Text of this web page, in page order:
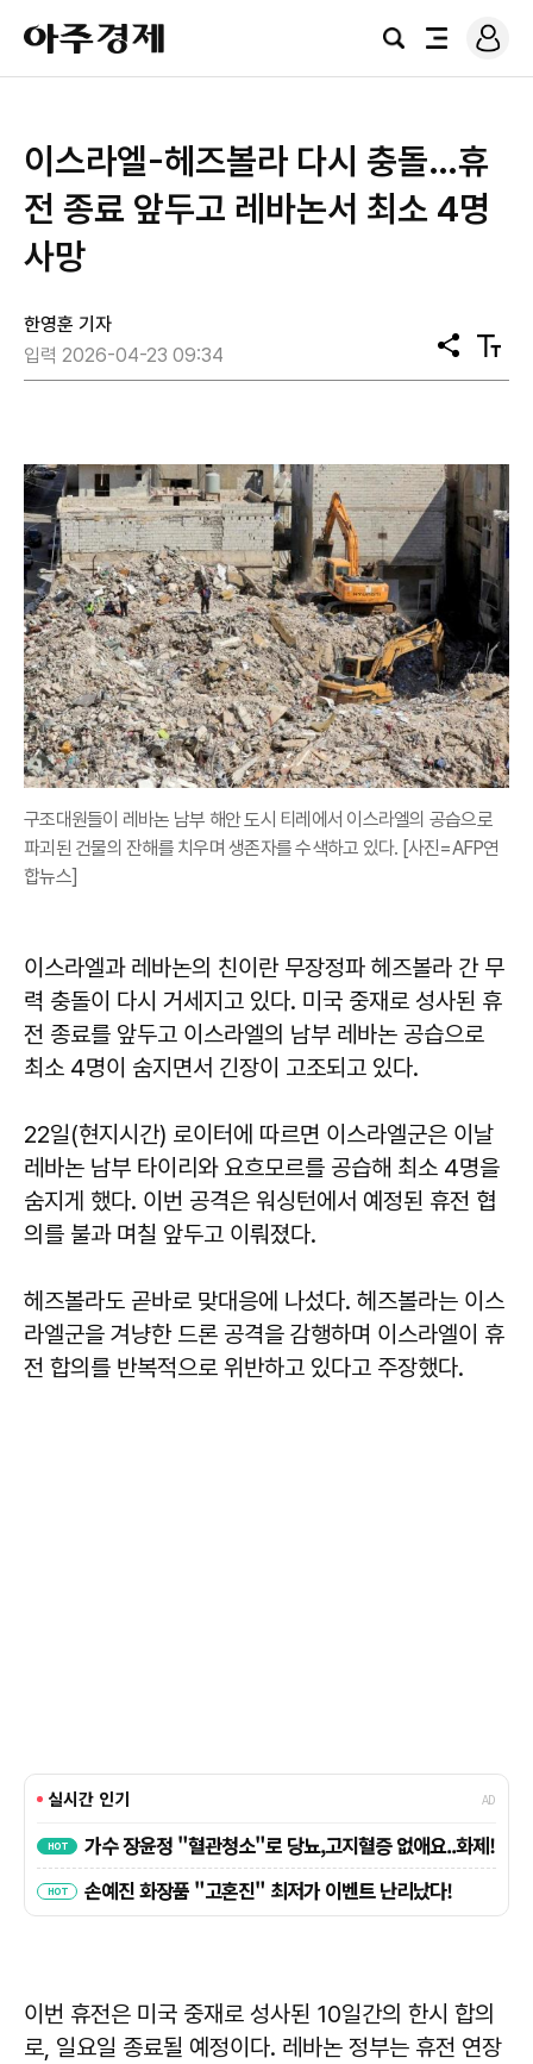
아
주
경
검
전
로
그
이스라엘-헤즈볼라 다시 충돌…휴
전 종료 앞두고 레바논서 최소 4명
사망
한영훈 기자
입력 2026-04-23 09:34
공
유
텍
스
구조대원들이 레바논 남부 해안 도시 티레에서 이스라엘의 공습으로
파괴된 건물의 잔해를 치우며 생존자를 수색하고 있다. [사진=AFP연
합뉴스]
이스라엘과 레바논의 친이란 무장정파 헤즈볼라 간 무
력 충돌이 다시 거세지고 있다. 미국 중재로 성사된 휴
전 종료를 앞두고 이스라엘의 남부 레바논 공습으로
최소 4명이 숨지면서 긴장이 고조되고 있다.
22일(현지시간) 로이터에 따르면 이스라엘군은 이날
레바논 남부 타이리와 요흐모르를 공습해 최소 4명을
숨지게 했다. 이번 공격은 워싱턴에서 예정된 휴전 협
의를 불과 며칠 앞두고 이뤄졌다.
헤즈볼라도 곧바로 맞대응에 나섰다. 헤즈볼라는 이스
라엘군을 겨냥한 드론 공격을 감행하며 이스라엘이 휴
전 합의를 반복적으로 위반하고 있다고 주장했다.
이번 휴전은 미국 중재로 성사된 10일간의 한시 합의
로, 일요일 종료될 예정이다. 레바논 정부는 휴전 연장